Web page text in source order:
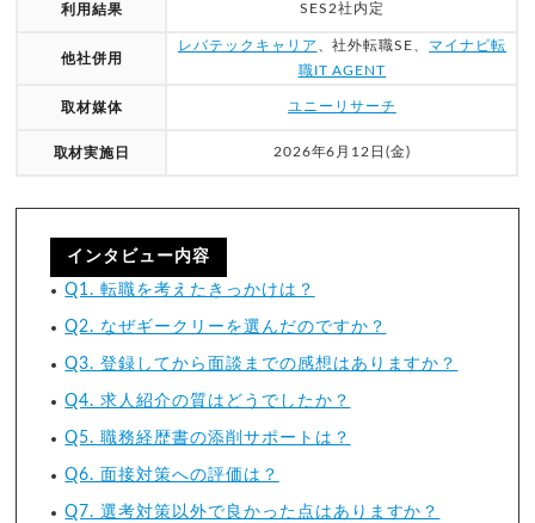
利用結果 SES2社内定
他社併用
レバテックキャリア 、社外転職SE、 マイナビ転
職IT AGENT
取材媒体 ユニーリサーチ
取材実施日 2026年6月12日(金)
インタビュー内容
Q1. 転職を考えたきっかけは？
Q2. なぜギークリーを選んだのですか？
Q3. 登録してから面談までの感想はありますか？
Q4. 求人紹介の質はどうでしたか？
Q5. 職務経歴書の添削サポートは？
Q6. 面接対策への評価は？
Q7. 選考対策以外で良かった点はありますか？